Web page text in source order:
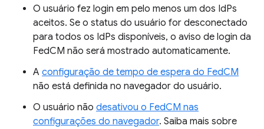
O usuário fez login em pelo menos um dos IdPs
aceitos. Se o status do usuário for desconectado
para todos os IdPs disponíveis, o aviso de login da
FedCM não será mostrado automaticamente.
A configuração de tempo de espera do FedCM
não está definida no navegador do usuário.
O usuário não desativou o FedCM nas
configurações do navegador. Saiba mais sobre